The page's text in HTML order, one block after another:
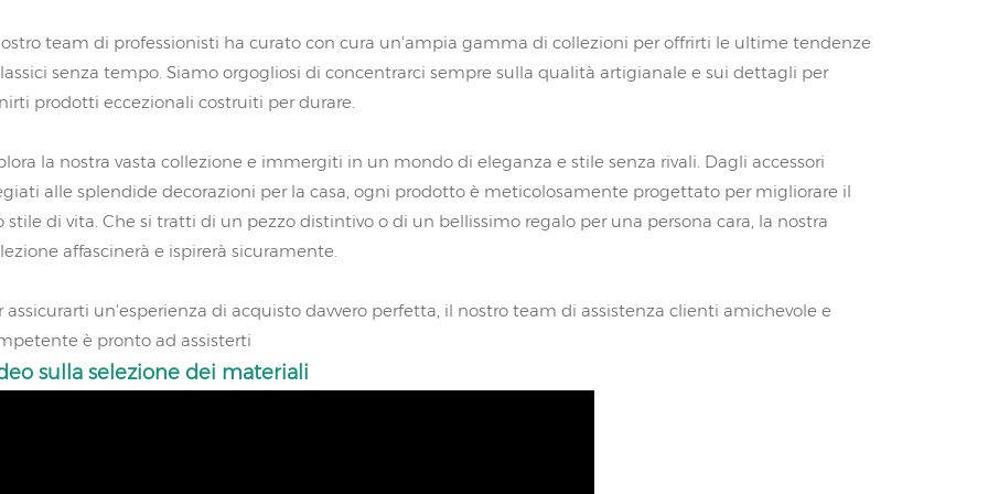
team di professionisti ha curato con cura un'ampia gamma di collezioni per offrirti le ultime tendenze
senza tempo. Siamo orgogliosi di concentrarci sempre sulla qualità artigianale e sui dettagli per
prodotti eccezionali costruiti per durare.
la nostra vasta collezione e immergiti in un mondo di eleganza e stile senza rivali. Dagli accessori
alle splendide decorazioni per la casa, ogni prodotto è meticolosamente progettato per migliorare il
stile di vita. Che si tratti di un pezzo distintivo o di un bellissimo regalo per una persona cara, la nostra
affascinerà e ispirerà sicuramente.
assicurarti un'esperienza di acquisto davvero perfetta, il nostro team di assistenza clienti amichevole e
è pronto ad assisterti
sulla selezione dei materiali